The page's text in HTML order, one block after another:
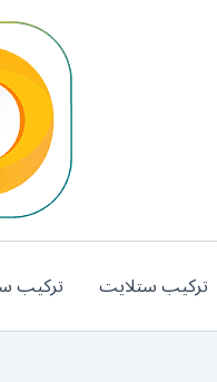
تركيب ستلايت تركيب